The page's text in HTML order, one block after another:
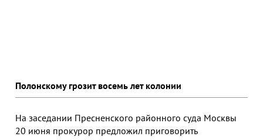
Полонскому грозит восемь лет колонии
На заседании Пресненского районного суда Москвы
20 июня прокурор предложил приговорить